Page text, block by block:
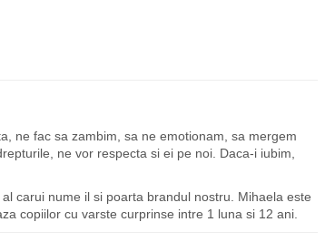
ne fac sa zambim, sa ne emotionam, sa mergem
ne vor respecta si ei pe noi. Daca-i iubim,
carui nume il si poarta brandul nostru. Mihaela este
copiilor cu varste curprinse intre 1 luna si 12 ani.